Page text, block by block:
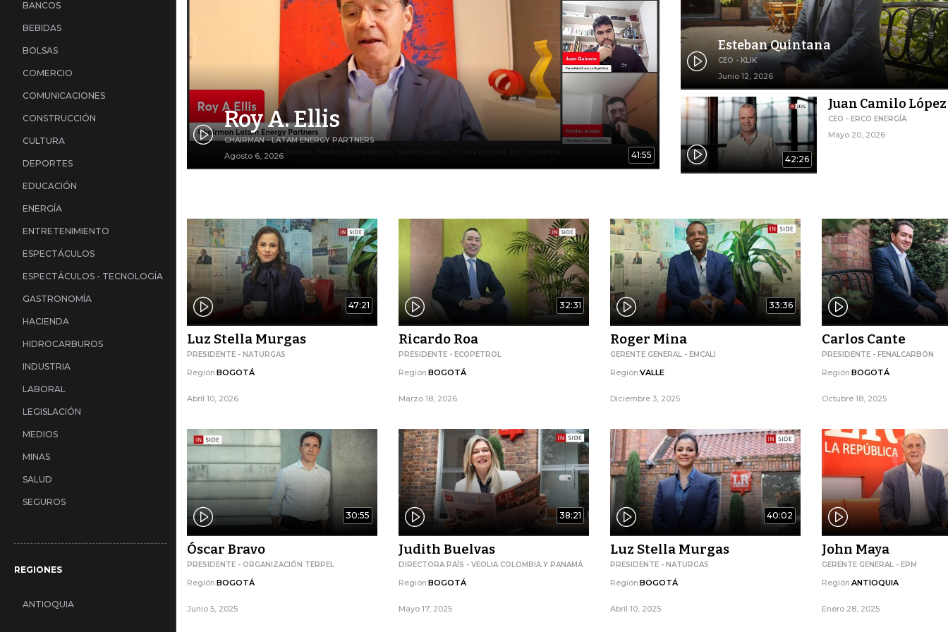
BANCOS
BEBIDAS
BOLSAS
COMERCIO
COMUNICACIONES
CONSTRUCCIÓN
CULTURA
DEPORTES
EDUCACIÓN
ENERGÍA
ENTRETENIMIENTO
ESPECTÁCULOS
ESPECTÁCULOS - TECNOLOGÍA
GASTRONOMÍA
HACIENDA
HIDROCARBUROS
INDUSTRIA
LABORAL
LEGISLACIÓN
MEDIOS
MINAS
SALUD
SEGUROS
SOCIAL
TECNOLOGÍA
REGIONES
ANTIOQUIA
Roy A. Ellis
CHAIRMAN - LATAM ENERGY PARTNERS
Agosto 6, 2026 41:55
Esteban Quintana
CEO - KLIK
Junio 12, 2026
42:26
Juan Camilo López
CEO - ERCO ENERGÍA
Mayo 20, 2026
47:21
Luz Stella Murgas
PRESIDENTE - NATURGAS
Región:BOGOTÁ
Abril 10, 2026
32:31
Ricardo Roa
PRESIDENTE - ECOPETROL
Región:BOGOTÁ
Marzo 18, 2026
33:36
Roger Mina
GERENTE GENERAL - EMCALI
Región:VALLE
Diciembre 3, 2025
Carlos Cante
PRESIDENTE - FENALCARBÓN
Región:BOGOTÁ
Octubre 18, 2025
30:55
Óscar Bravo
PRESIDENTE - ORGANIZACIÓN TERPEL
Región:BOGOTÁ
Junio 5, 2025
38:21
Judith Buelvas
DIRECTORA PAÍS - VEOLIA COLOMBIA Y PANAMÁ
Región:BOGOTÁ
Mayo 17, 2025
40:02
Luz Stella Murgas
PRESIDENTE - NATURGAS
Región:BOGOTÁ
Abril 10, 2025
John Maya
GERENTE GENERAL - EPM
Región:ANTIOQUIA
Enero 28, 2025